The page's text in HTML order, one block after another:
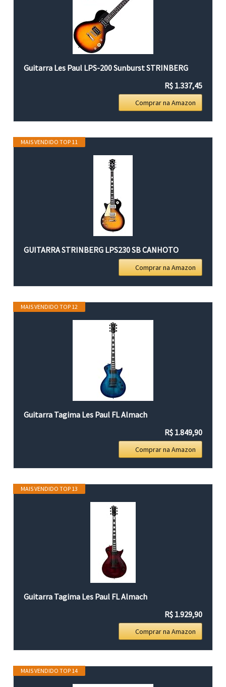
Guitarra Les Paul LPS-200 Sunburst STRINBERG
R$ 1.337,45
Comprar na Amazon
MAIS VENDIDO TOP 11
GUITARRA STRINBERG LPS230 SB CANHOTO
Comprar na Amazon
MAIS VENDIDO TOP 12
Guitarra Tagima Les Paul FL Almach
R$ 1.849,90
Comprar na Amazon
MAIS VENDIDO TOP 13
Guitarra Tagima Les Paul FL Almach
R$ 1.929,90
Comprar na Amazon
MAIS VENDIDO TOP 14